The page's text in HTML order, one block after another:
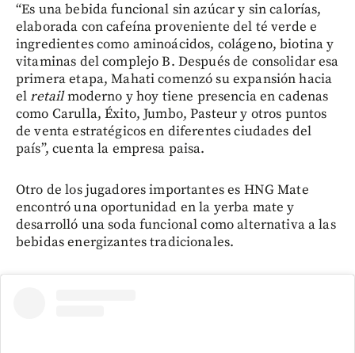
“Es una bebida funcional sin azúcar y sin calorías,
elaborada con cafeína proveniente del té verde e
ingredientes como aminoácidos, colágeno, biotina y
vitaminas del complejo B. Después de consolidar esa
primera etapa, Mahati comenzó su expansión hacia
elretailmoderno y hoy tiene presencia en cadenas
como Carulla, Éxito, Jumbo, Pasteur y otros puntos
de venta estratégicos en diferentes ciudades del
país”, cuenta la empresa paisa.
Otro de los jugadores importantes es HNG Mate
encontró una oportunidad en la yerba mate y
desarrolló una soda funcional como alternativa a las
bebidas energizantes tradicionales.